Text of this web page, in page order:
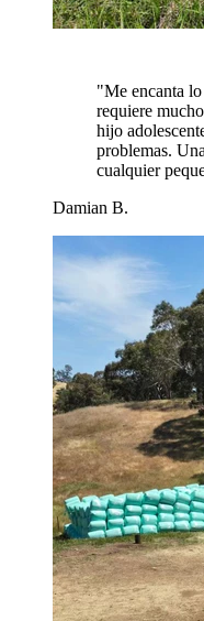
"Me encanta
requiere
hijo
problemas.
cualquier
Damian B.